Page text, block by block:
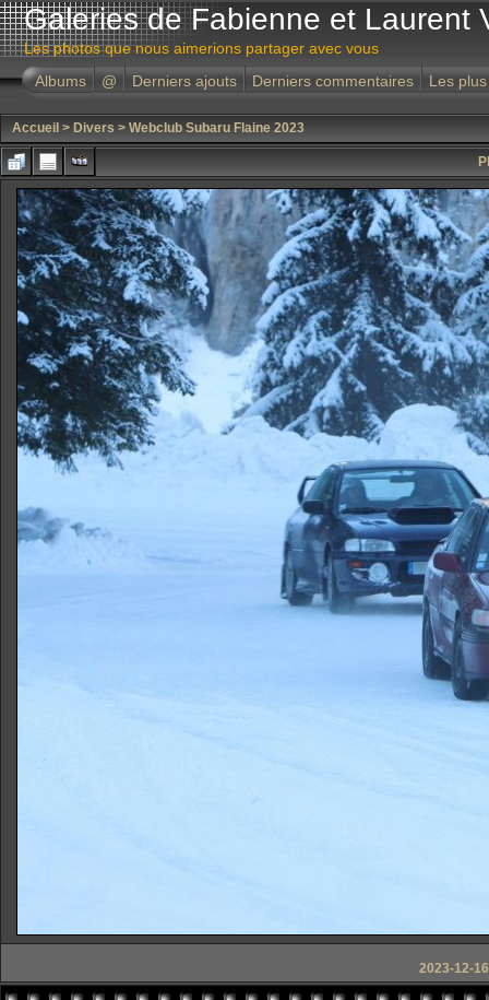
Galeries de Fabienne et Laurent
Les photos que nous aimerions partager avec vous
Albums
@ Derniers ajouts Derniers commentaires Les
Accueil > Divers > Webclub Subaru Flaine 2023
2023-12-